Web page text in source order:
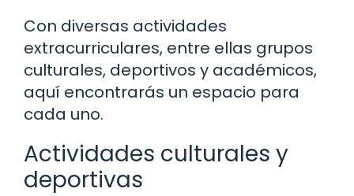
Con diversas actividades
extracurriculares, entre ellas grupos
culturales, deportivos y académicos,
aquí encontrarás un espacio para
cada uno.
Actividades culturales y
deportivas